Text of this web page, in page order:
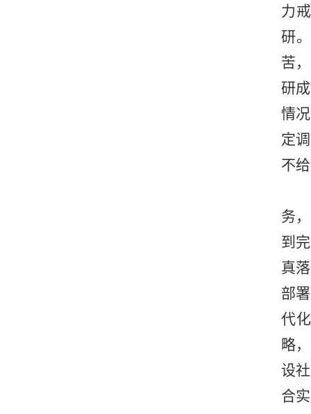
力
研
苦
研
情
定
不
务
到
真
部
代
略
设
合